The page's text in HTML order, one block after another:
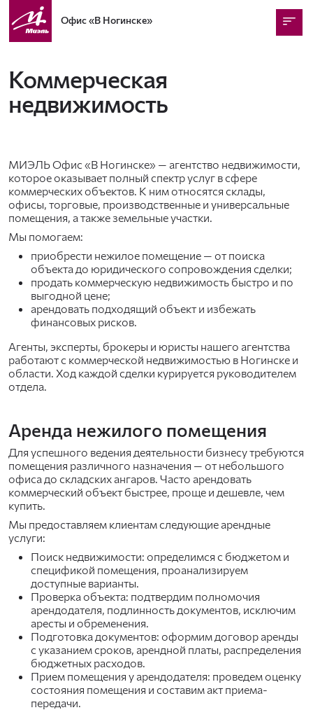
Офис«В Ногинске»
Коммерческая
недвижимость
МИЭЛЬ Офис «В Ногинске» — агентство недвижимости,
которое оказывает полный спектр услуг в сфере
коммерческих объектов. К ним относятся склады,
офисы, торговые, производственные и универсальные
помещения, а также земельные участки.
Мы помогаем:
приобрести нежилое помещение — от поиска
объекта до юридического сопровождения сделки;
продать коммерческую недвижимость быстро и по
выгодной цене;
арендовать подходящий объект и избежать
финансовых рисков.
Агенты, эксперты, брокеры и юристы нашего агентства
работают с коммерческой недвижимостью в Ногинске и
области. Ход каждой сделки курируется руководителем
отдела.
Аренда нежилого помещения
Для успешного ведения деятельности бизнесу требуются
помещения различного назначения — от небольшого
офиса до складских ангаров. Часто арендовать
коммерческий объект быстрее, проще и дешевле, чем
купить.
Мы предоставляем клиентам следующие арендные
услуги:
Поиск недвижимости: определимся с бюджетом и
спецификой помещения, проанализируем
доступные варианты.
Проверка объекта: подтвердим полномочия
арендодателя, подлинность документов, исключим
аресты и обременения.
Подготовка документов: оформим договор аренды
с указанием сроков, арендной платы, распределения
бюджетных расходов.
Прием помещения у арендодателя: проведем оценку
состояния помещения и составим акт приема-
передачи.